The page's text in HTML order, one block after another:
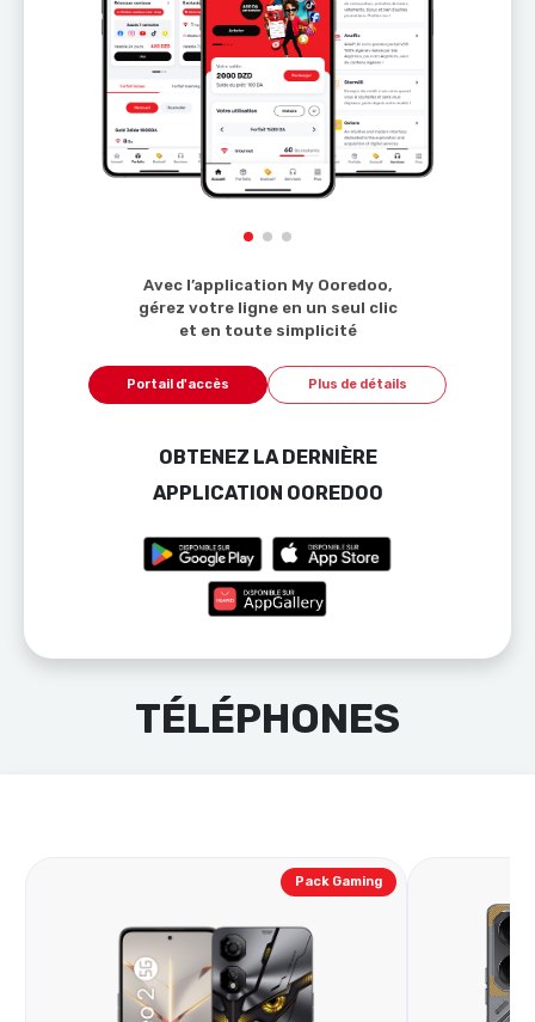
Avec l’application My Ooredoo,
gérez votre ligne en un seul clic
et en toute simplicité
Portail d'accès Plus de détails
OBTENEZ LA DERNIÈRE
APPLICATION OOREDOO
TÉLÉPHONES
Pack Gaming